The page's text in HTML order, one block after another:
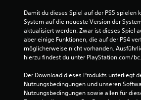
e
V
i
b
r
a
i
o
n
Z
u
s
e
h
e
n
a
u
s
Damit du dieses Spiel auf der PS5 spielen
System auf die neueste Version der
aktualisiert werden. Zwar ist dieses Spiel
aber einige Funktionen, die auf der PS4
möglicherweise nicht vorhanden.
hierzu findest du unter PlayStation.com/bc.
Der Download dieses Produkts unterliegt
Nutzungsbedingungen und unseren
Nutzungsbedingungen sowie allen für